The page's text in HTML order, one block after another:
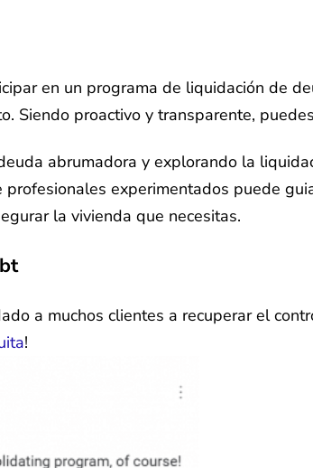
en un programa de liquidación de
Siendo proactivo y transparente,
abrumadora y explorando la
profesionales experimentados puede
la vivienda que necesitas.
a muchos clientes a recuperar el
!